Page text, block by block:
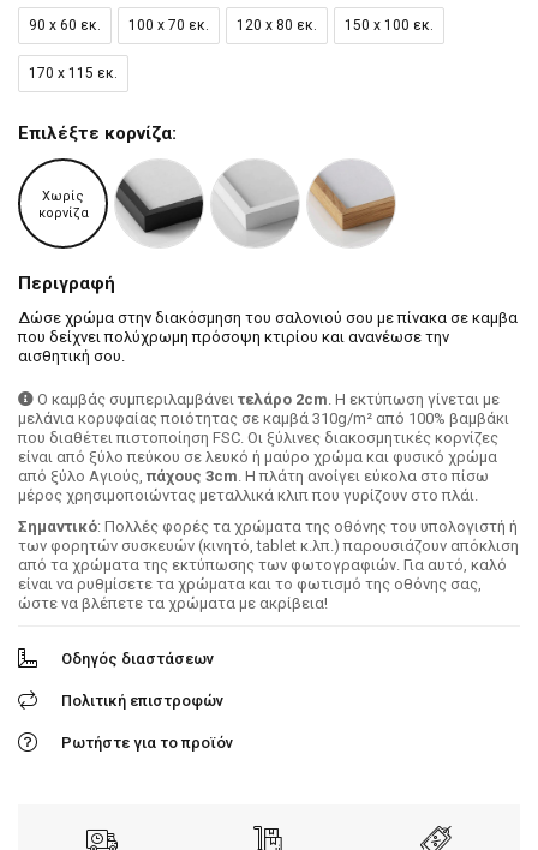
90 x 60 εκ. 100 x 70 εκ. 120 x 80 εκ. 150 x 100 εκ.
170 x 115 εκ.
Επιλέξτε κορνίζα:
Χωρίς
κορνίζα
Περιγραφή
Δώσε χρώμα στην διακόσμηση του σαλονιού σου με πίνακα σε καμβα
που δείχνει πολύχρωμη πρόσοψη κτιρίου και ανανέωσε την
αισθητική σου.
Ο καμβάς συμπεριλαμβάνει τελάρο 2cm. H εκτύπωση γίνεται με
μελάνια κορυφαίας ποιότητας σε καμβά 310g/m² από 100% βαμβάκι
που διαθέτει πιστοποίηση FSC. Οι ξύλινες διακοσμητικές κορνίζες
είναι από ξύλο πεύκου σε λευκό ή μαύρο χρώμα και φυσικό χρώμα
από ξύλο Αγιούς, πάχους 3cm. Η πλάτη ανοίγει εύκολα στο πίσω
μέρος χρησιμοποιώντας μεταλλικά κλιπ που γυρίζουν στο πλάι.
Σημαντικό: Πολλές φορές τα χρώματα της οθόνης του υπολογιστή ή
των φορητών συσκευών (κινητό, tablet κ.λπ.) παρουσιάζουν απόκλιση
από τα χρώματα της εκτύπωσης των φωτογραφιών. Για αυτό, καλό
είναι να ρυθμίσετε τα χρώματα και το φωτισμό της οθόνης σας,
ώστε να βλέπετε τα χρώματα με ακρίβεια!
Οδηγός διαστάσεων
Πολιτική επιστροφών
Ρωτήστε για το προϊόν